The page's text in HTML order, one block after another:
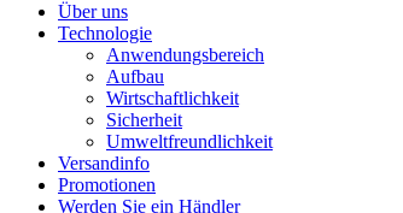
Über uns
Technologie
Anwendungsbereich
Aufbau
Wirtschaftlichkeit
Sicherheit
Umweltfreundlichkeit
Versandinfo
Promotionen
Werden Sie ein Händler